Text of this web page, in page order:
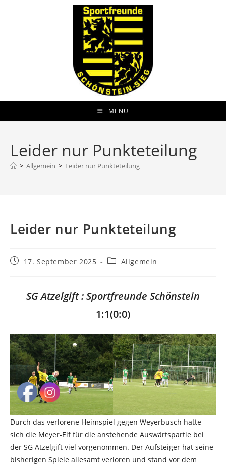
MENÜ
Leider nur Punkteteilung
> Allgemein > Leider nur Punkteteilung
Leider nur Punkteteilung
Beitrag17. September 2025
Beitrags-
Allgemein
SG Atzelgift : Sportfreunde Schönstein
1:1(0:0)
Durch das verlorene Heimspiel gegen Weyerbusch hatte
sich die Meyer-Elf für die anstehende Auswärtspartie bei
der SG Atzelgift viel vorgenommen. Der Aufsteiger hat seine
bisherigen Spiele allesamt verloren und stand vor dem